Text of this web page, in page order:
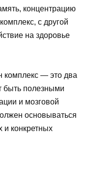
концентрацию
с другой
на здоровье
комплекс — это два
быть полезными
и мозговой
основываться
и конкретных